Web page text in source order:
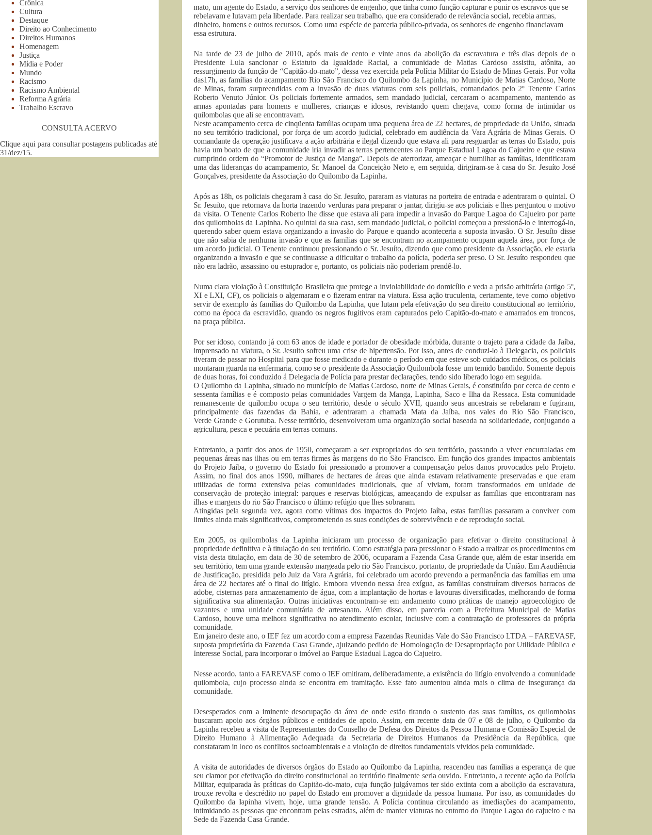
mato, um agente do Estado, a serviço dos senhores de engenho, que tinha como função capturar e punir os escravos que se
rebelavam e lutavam pela liberdade. Para realizar seu trabalho, que era considerado de relevância social, recebia armas,
dinheiro, homens e outros recursos. Como uma espécie de parceria público-privada, os senhores de engenho financiavam
essa estrutura.
Na tarde de 23 de julho de 2010, após mais de cento e vinte anos da abolição da escravatura e três dias depois de o
Presidente Lula sancionar o Estatuto da Igualdade Racial, a comunidade de Matias Cardoso assistiu, atônita, ao
ressurgimento da função de “Capitão-do-mato”, dessa vez exercida pela Polícia Militar do Estado de Minas Gerais. Por volta
das17h, as famílias do acampamento Rio São Francisco do Quilombo da Lapinha, no Município de Matias Cardoso, Norte
de Minas, foram surpreendidas com a invasão de duas viaturas com seis policiais, comandados pelo 2º Tenente Carlos
Roberto Venuto Júnior. Os policiais fortemente armados, sem mandado judicial, cercaram o acampamento, mantendo as
armas apontadas para homens e mulheres, crianças e idosos, revistando quem chegava, como forma de intimidar os
quilombolas que ali se encontravam.
Neste acampamento cerca de cinqüenta famílias ocupam uma pequena área de 22 hectares, de propriedade da União, situada
no seu território tradicional, por força de um acordo judicial, celebrado em audiência da Vara Agrária de Minas Gerais. O
comandante da operação justificava a ação arbitrária e ilegal dizendo que estava ali para resguardar as terras do Estado, pois
havia um boato de que a comunidade iria invadir as terras pertencentes ao Parque Estadual Lagoa do Cajueiro e que estava
cumprindo ordem do “Promotor de Justiça de Manga”. Depois de aterrorizar, ameaçar e humilhar as famílias, identificaram
uma das lideranças do acampamento, Sr. Manoel da Conceição Neto e, em seguida, dirigiram-se à casa do Sr. Jesuíto José
Gonçalves, presidente da Associação do Quilombo da Lapinha.
Após as 18h, os policiais chegaram à casa do Sr. Jesuíto, pararam as viaturas na porteira de entrada e adentraram o quintal. O
Sr. Jesuíto, que retornava da horta trazendo verduras para preparar o jantar, dirigiu-se aos policiais e lhes perguntou o motivo
da visita. O Tenente Carlos Roberto lhe disse que estava ali para impedir a invasão do Parque Lagoa do Cajueiro por parte
dos quilombolas da Lapinha. No quintal da sua casa, sem mandado judicial, o policial começou a pressioná-lo e interrogá-lo,
querendo saber quem estava organizando a invasão do Parque e quando aconteceria a suposta invasão. O Sr. Jesuíto disse
que não sabia de nenhuma invasão e que as famílias que se encontram no acampamento ocupam aquela área, por força de
um acordo judicial. O Tenente continuou pressionando o Sr. Jesuíto, dizendo que como presidente da Associação, ele estaria
organizando a invasão e que se continuasse a dificultar o trabalho da polícia, poderia ser preso. O Sr. Jesuíto respondeu que
não era ladrão, assassino ou estuprador e, portanto, os policiais não poderiam prendê-lo.
Numa clara violação à Constituição Brasileira que protege a inviolabilidade do domicílio e veda a prisão arbitrária (artigo 5º,
XI e LXI, CF), os policiais o algemaram e o fizeram entrar na viatura. Essa ação truculenta, certamente, teve como objetivo
servir de exemplo às famílias do Quilombo da Lapinha, que lutam pela efetivação do seu direito constitucional ao território,
como na época da escravidão, quando os negros fugitivos eram capturados pelo Capitão-do-mato e amarrados em troncos,
na praça pública.
Por ser idoso, contando já com 63 anos de idade e portador de obesidade mórbida, durante o trajeto para a cidade da Jaíba,
imprensado na viatura, o Sr. Jesuito sofreu uma crise de hipertensão. Por isso, antes de conduzi-lo à Delegacia, os policiais
tiveram de passar no Hospital para que fosse medicado e durante o período em que esteve sob cuidados médicos, os policiais
montaram guarda na enfermaria, como se o presidente da Associação Quilombola fosse um temido bandido. Somente depois
de duas horas, foi conduzido á Delegacia de Polícia para prestar declarações, tendo sido liberado logo em seguida.
O Quilombo da Lapinha, situado no município de Matias Cardoso, norte de Minas Gerais, é constituído por cerca de cento e
sessenta famílias e é composto pelas comunidades Vargem da Manga, Lapinha, Saco e Ilha da Ressaca. Esta comunidade
remanescente de quilombo ocupa o seu território, desde o século XVII, quando seus ancestrais se rebelaram e fugiram,
principalmente das fazendas da Bahia, e adentraram a chamada Mata da Jaíba, nos vales do Rio São Francisco,
Verde Grande e Gorutuba. Nesse território, desenvolveram uma organização social baseada na solidariedade, conjugando a
agricultura, pesca e pecuária em terras comuns.
Entretanto, a partir dos anos de 1950, começaram a ser expropriados do seu território, passando a viver encurraladas em
pequenas áreas nas ilhas ou em terras firmes às margens do rio São Francisco. Em função dos grandes impactos ambientais
do Projeto Jaiba, o governo do Estado foi pressionado a promover a compensação pelos danos provocados pelo Projeto.
Assim, no final dos anos 1990, milhares de hectares de áreas que ainda estavam relativamente preservadas e que eram
utilizadas de forma extensiva pelas comunidades tradicionais, que aí viviam, foram transformados em unidade de
conservação de proteção integral: parques e reservas biológicas, ameaçando de expulsar as famílias que encontraram nas
ilhas e margens do rio São Francisco o último refúgio que lhes sobraram.
Atingidas pela segunda vez, agora como vítimas dos impactos do Projeto Jaíba, estas famílias passaram a conviver com
limites ainda mais significativos, comprometendo as suas condições de sobrevivência e de reprodução social.
Em 2005, os quilombolas da Lapinha iniciaram um processo de organização para efetivar o direito constitucional à
propriedade definitiva e à titulação do seu território. Como estratégia para pressionar o Estado a realizar os procedimentos em
vista desta titulação, em data de 30 de setembro de 2006, ocuparam a Fazenda Casa Grande que, além de estar inserida em
seu território, tem uma grande extensão margeada pelo rio São Francisco, portanto, de propriedade da União. Em Aaudiência
de Justificação, presidida pelo Juiz da Vara Agrária, foi celebrado um acordo prevendo a permanência das famílias em uma
área de 22 hectares até o final do litígio. Embora vivendo nessa área exígua, as famílias construíram diversos barracos de
adobe, cisternas para armazenamento de água, com a implantação de hortas e lavouras diversificadas, melhorando de forma
significativa sua alimentação. Outras iniciativas encontram-se em andamento como práticas de manejo agroecológico de
vazantes e uma unidade comunitária de artesanato. Além disso, em parceria com a Prefeitura Municipal de Matias
Cardoso, houve uma melhora significativa no atendimento escolar, inclusive com a contratação de professores da própria
comunidade.
Em janeiro deste ano, o IEF fez um acordo com a empresa Fazendas Reunidas Vale do São Francisco LTDA – FAREVASF,
suposta proprietária da Fazenda Casa Grande, ajuizando pedido de Homologação de Desapropriação por Utilidade Pública e
Interesse Social, para incorporar o imóvel ao Parque Estadual Lagoa do Cajueiro.
Nesse acordo, tanto a FAREVASF como o IEF omitiram, deliberadamente, a existência do litígio envolvendo a comunidade
quilombola, cujo processo ainda se encontra em tramitação. Esse fato aumentou ainda mais o clima de insegurança da
comunidade.
Desesperados com a iminente desocupação da área de onde estão tirando o sustento das suas famílias, os quilombolas
buscaram apoio aos órgãos públicos e entidades de apoio. Assim, em recente data de 07 e 08 de julho, o Quilombo da
Lapinha recebeu a visita de Representantes do Conselho de Defesa dos Direitos da Pessoa Humana e Comissão Especial de
Direito Humano à Alimentação Adequada da Secretaria de Direitos Humanos da Presidência da República, que
constataram in loco os conflitos socioambientais e a violação de direitos fundamentais vividos pela comunidade.
A visita de autoridades de diversos órgãos do Estado ao Quilombo da Lapinha, reacendeu nas famílias a esperança de que
seu clamor por efetivação do direito constitucional ao território finalmente seria ouvido. Entretanto, a recente ação da Polícia
Militar, equiparada às práticas do Capitão-do-mato, cuja função julgávamos ter sido extinta com a abolição da escravatura,
trouxe revolta e descrédito no papel do Estado em promover a dignidade da pessoa humana. Por isso, as comunidades do
Quilombo da lapinha vivem, hoje, uma grande tensão. A Polícia continua circulando as imediações do acampamento,
intimidando as pessoas que encontram pelas estradas, além de manter viaturas no entorno do Parque Lagoa do cajueiro e na
Sede da Fazenda Casa Grande.
Crônica
Cultura
Destaque
Direito ao Conhecimento
Direitos Humanos
Homenagem
Justiça
Mídia e Poder
Mundo
Racismo
Racismo Ambiental
Reforma Agrária
Trabalho Escravo
CONSULTA ACERVO
Clique aqui para consultar postagens publicadas até
31/dez/15.